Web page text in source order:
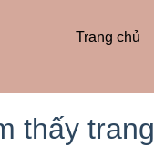
Trang chủ
thấy trang